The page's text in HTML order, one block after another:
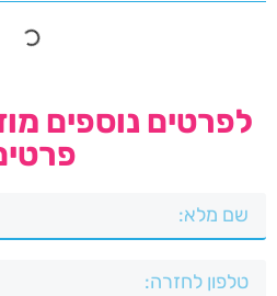
לפרטים נוספים